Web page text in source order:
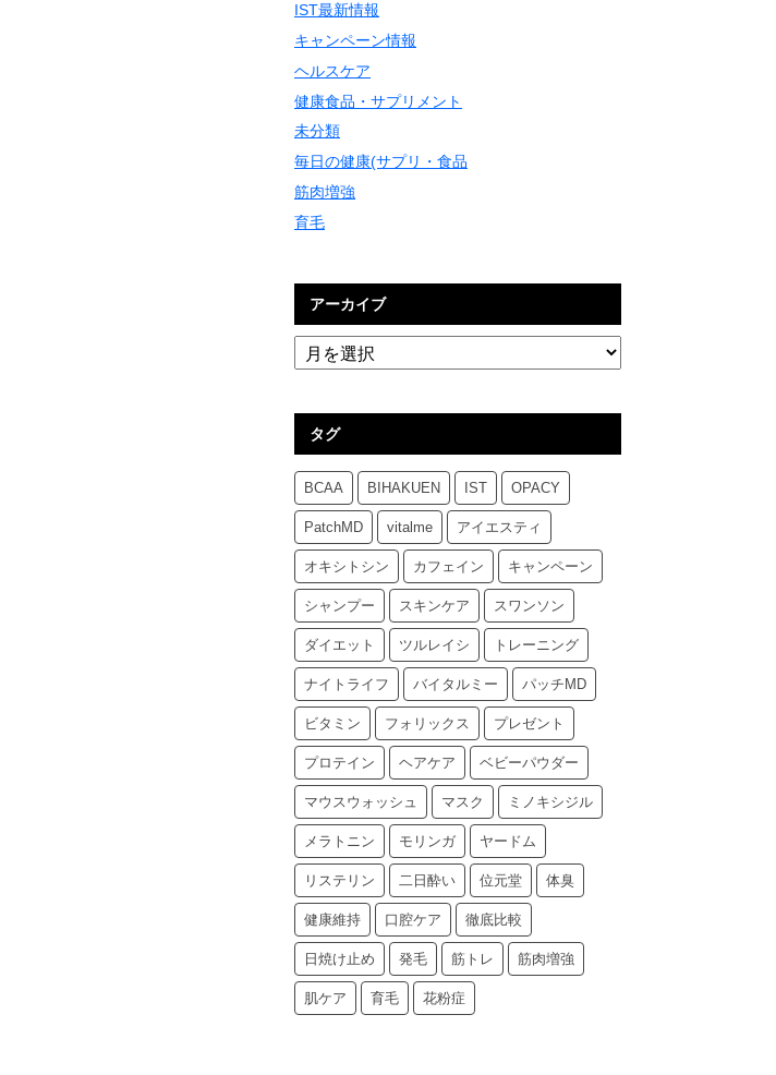
IST最新情報
キャンペーン情報
ヘルスケア
健康食品・サプリメント
未分類
毎日の健康(サプリ・食品
筋肉増強
育毛
アーカイブ
タグ
BCAA BIHAKUEN IST OPACY
PatchMD vitalme アイエスティ
オキシトシン カフェイン キャンペーン
シャンプー スキンケア スワンソン
ダイエット ツルレイシ トレーニング
ナイトライフ バイタルミー パッチMD
ビタミン フォリックス プレゼント
プロテイン ヘアケア ベビーパウダー
マウスウォッシュ マスク ミノキシジル
メラトニン モリンガ ヤードム
リステリン 二日酔い 位元堂 体臭
健康維持 口腔ケア 徹底比較
日焼け止め 発毛 筋トレ 筋肉増強
肌ケア 育毛 花粉症